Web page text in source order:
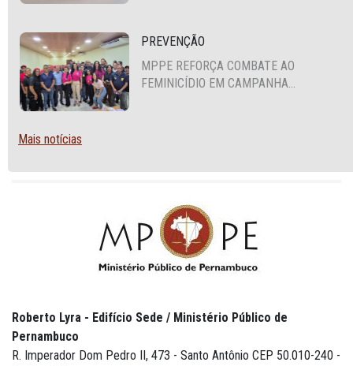
PREVENÇÃO
MPPE REFORÇA COMBATE AO
FEMINICÍDIO EM CAMPANHA
Mais notícias
Roberto Lyra - Edifício Sede / Ministério Público de
Pernambuco
R. Imperador Dom Pedro II, 473 - Santo Antônio CEP 50.010-240 -